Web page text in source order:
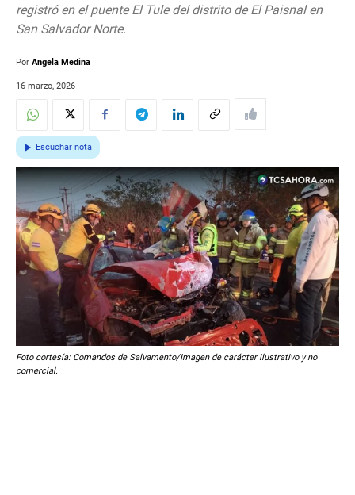
registró en el puente El Tule del distrito de El Paisnal en
San Salvador Norte.
Por Angela Medina
16 marzo, 2026
Escuchar nota
Foto cortesía: Comandos de Salvamento/Imagen de carácter ilustrativo y no
comercial.